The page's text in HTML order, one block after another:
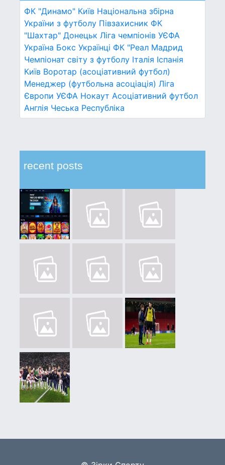
ФК "Динамо" Київ Національна збірна
України з футболу Півзахисник ФК
"Шахтар" Донецьк Ліга чемпіонів УЄФА
Україна Бокс Українці ФК "Реал Мадрид
Чемпіонат світу з футболу Італія Іспанія
Київ Воротар (асоціативний футбол)
Менеджер (футбольна асоціація) Ліга
Європи УЄФА Нокаут Асоціативний футбол
Англія Чеська Республіка
recent posts